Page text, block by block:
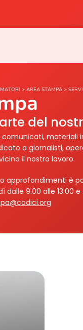
> AREA STAMPA >
del
comunicati,
a giornalisti,
il nostro lavoro.
approfondimenti è
9.00 alle 13.00